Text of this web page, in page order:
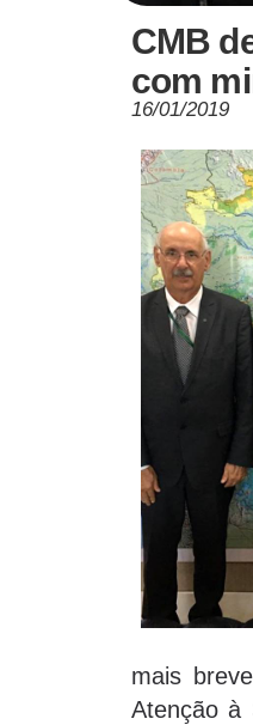
CMB
com
16/01/2019
mais
Atenção à